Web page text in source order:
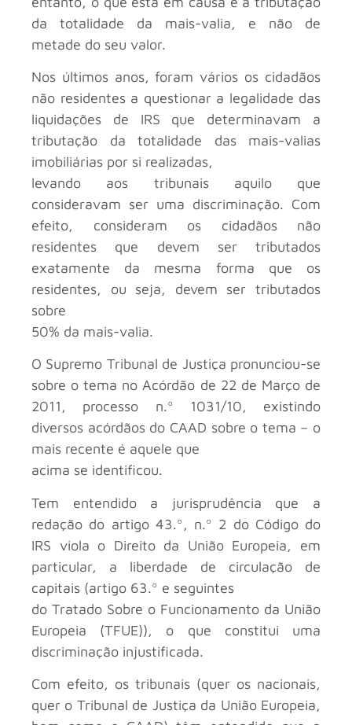
da totalidade da mais-valia, e não de
metade do seu valor.
Nos últimos anos, foram vários os cidadãos
não residentes a questionar a legalidade das
liquidações de IRS que determinavam a
tributação da totalidade das mais-valias
imobiliárias por si realizadas,
levando aos tribunais aquilo que
consideravam ser uma discriminação. Com
efeito, consideram os cidadãos não
residentes que devem ser tributados
exatamente da mesma forma que os
residentes, ou seja, devem ser tributados
sobre
50% da mais-valia.
O Supremo Tribunal de Justiça pronunciou-se
sobre o tema no Acórdão de 22 de Março de
2011, processo n.º 1031/10, existindo
diversos acórdãos do CAAD sobre o tema – o
mais recente é aquele que
acima se identificou.
Tem entendido a jurisprudência que a
redação do artigo 43.º, n.º 2 do Código do
IRS viola o Direito da União Europeia, em
particular, a liberdade de circulação de
capitais (artigo 63.º e seguintes
do Tratado Sobre o Funcionamento da União
Europeia (TFUE)), o que constitui uma
discriminação injustificada.
Com efeito, os tribunais (quer os nacionais,
quer o Tribunal de Justiça da União Europeia,